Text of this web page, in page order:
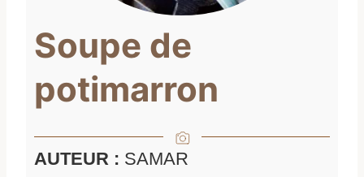
Soupe de
potimarron
AUTEUR : SAMAR